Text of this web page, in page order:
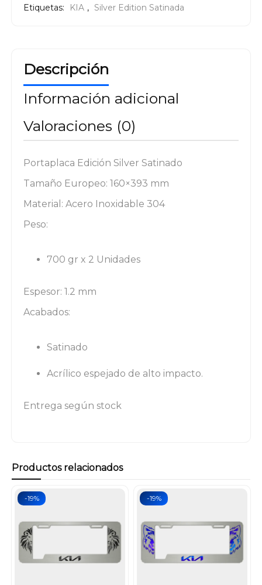
Etiquetas:
KIA , Silver Edition Satinada
Descripción
Información adicional
Valoraciones (0)
Portaplaca Edición Silver Satinado
Tamaño Europeo: 160×393 mm
Material: Acero Inoxidable 304
Peso:
700 gr x 2 Unidades
Espesor: 1.2 mm
Acabados:
Satinado
Acrílico espejado de alto impacto.
Entrega según stock
Productos relacionados
-19% -19%